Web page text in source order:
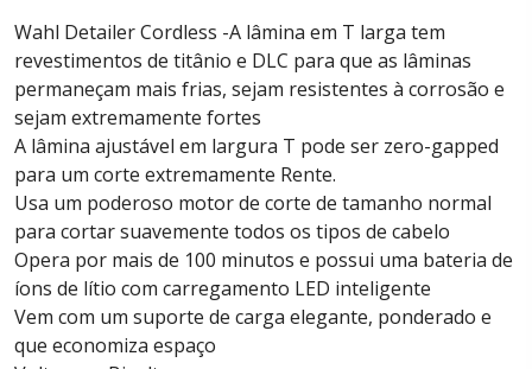
Wahl Detailer Cordless -A lâmina em T larga tem
revestimentos de titânio e DLC para que as lâminas
permaneçam mais frias, sejam resistentes à corrosão e
sejam extremamente fortes
A lâmina ajustável em largura T pode ser zero-gapped
para um corte extremamente Rente.
Usa um poderoso motor de corte de tamanho normal
para cortar suavemente todos os tipos de cabelo
Opera por mais de 100 minutos e possui uma bateria de
íons de lítio com carregamento LED inteligente
Vem com um suporte de carga elegante, ponderado e
que economiza espaço